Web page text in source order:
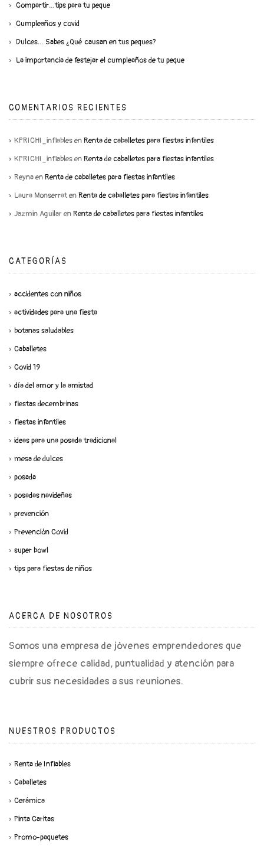
Compartir…tips para tu peque
Cumpleaños y covid
Dulces… Sabes ¿Qué causan en tus peques?
La importancia de festejar el cumpleaños de tu peque
COMENTARIOS RECIENTES
KPRICHI_inflablesenRenta de caballetes para fiestas infantiles
KPRICHI_inflablesenRenta de caballetes para fiestas infantiles
ReynaenRenta de caballetes para fiestas infantiles
Laura MonserratenRenta de caballetes para fiestas infantiles
Jazmin AguilarenRenta de caballetes para fiestas infantiles
CATEGORÍAS
accidentes con niños
actividades para una fiesta
botanas saludables
Caballetes
Covid 19
día del amor y la amistad
fiestas decembrinas
fiestas infantiles
ideas para una posada tradicional
mesa de dulces
posada
posadas navideñas
prevención
Prevención Covid
super bowl
tips para fiestas de niños
ACERCA DE NOSOTROS
Somos una empresa de jóvenes emprendedores que
siempre ofrece calidad, puntualidad y atención para
cubrir sus necesidades a sus reuniones.
NUESTROS PRODUCTOS
Renta de Inflables
Caballetes
Cerámica
Pinta Caritas
Promo-paquetes